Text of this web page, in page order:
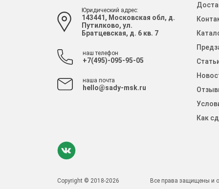
Юридический адрес:
143441, Московская обл, д.
Путилково, ул.
Братцевская, д. 6 кв. 7
наш телефон
+7(495)-095-95-05
наша почта
hello@sady-msk.ru
Как
Copyright © 2018-2026 Все права защищены и